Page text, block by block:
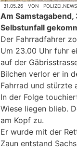
31.05.26 VON
Am Samstagabend,
Selbstunfall
Der Fahrradfahrer
Um 23.00 Uhr fuhr
auf der
Bilchen verlor er in
Fahrrad und stürzte
In der Folge
Wiese liegen blieb.
am Kopf zu.
Er wurde mit der
Zaun entstand